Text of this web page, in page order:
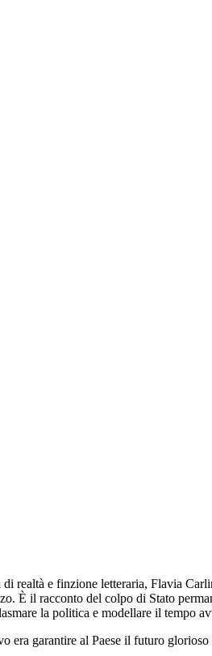
realtà e finzione letteraria, Flavia
È il racconto del colpo di Stato
la politica e modellare il tempo
garantire al Paese il futuro